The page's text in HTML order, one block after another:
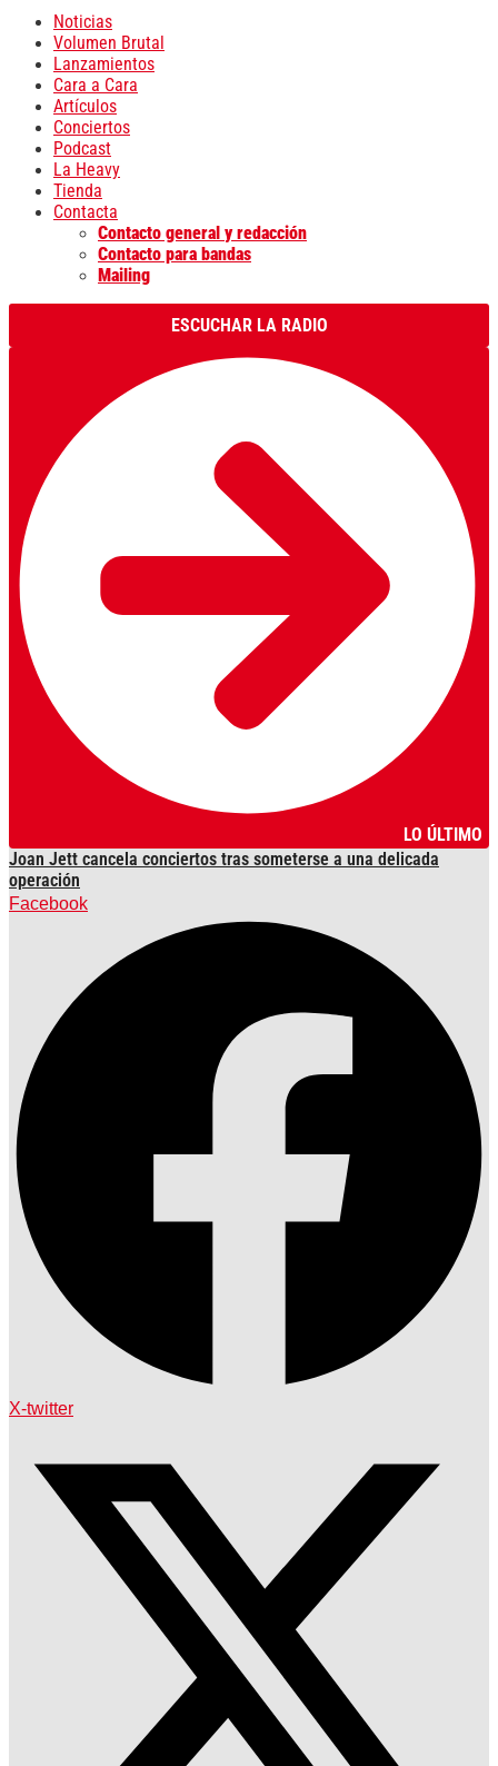
Noticias
Volumen Brutal
Lanzamientos
Cara a Cara
Artículos
Conciertos
Podcast
La Heavy
Tienda
Contacta
Contacto general y redacción
Contacto para bandas
Mailing
ESCUCHAR LA RADIO
LO ÚLTIMO
Joan Jett cancela conciertos tras someterse a una delicada
operación
Facebook
X-twitter